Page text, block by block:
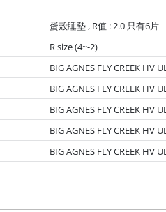
蛋殼睡墊 , R值 : 2.0 只有6片
R size (4~-2)
BIG AGNES FLY CREEK HV
BIG AGNES FLY CREEK HV
BIG AGNES FLY CREEK HV
BIG AGNES FLY CREEK HV
BIG AGNES FLY CREEK HV